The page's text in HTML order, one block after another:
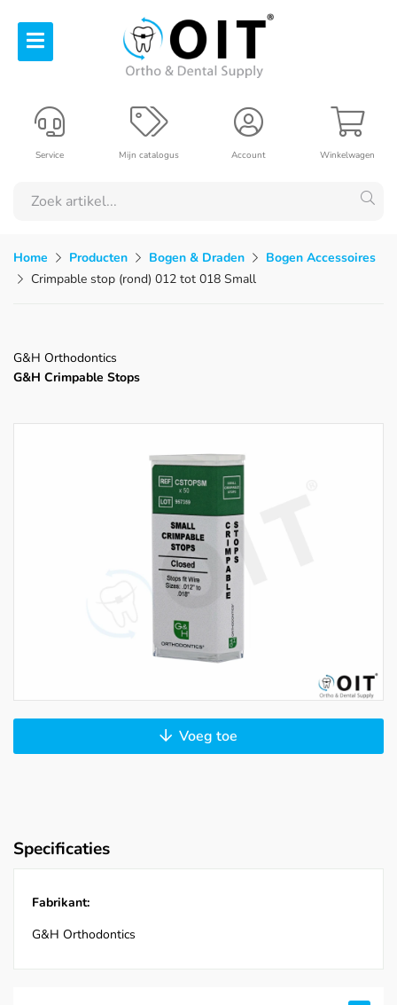
Winkelwagen
Account
Mijn catalogus
Service
Home Producten Bogen & Draden
Bogen Accessoires
Crimpable stop (rond) 012 tot 018 Small
G&H Orthodontics
G&H Crimpable Stops
Voeg toe
Specificaties
Fabrikant:
G&H Orthodontics